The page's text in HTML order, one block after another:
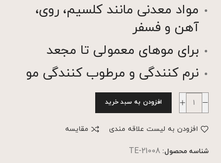
مواد معدنی مانند کلسیم، روی،
آهن و فسفر
برای موهای معمولی تا مجعد
نرم کنندگی و مرطوب کنندگی مو
افزودن به سبد خرید
افزودن به لیست علاقه مندی مقایسه
شناسه محصول: TE-21008